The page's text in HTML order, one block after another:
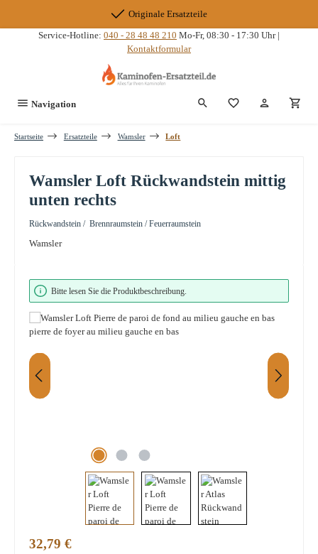
Originale Ersatzteile
Service-Hotline: 040 - 28 48 48 210 Mo-Fr, 08:30 - 17:30 Uhr |
Kontaktformular
Navigation Du hast 0
Startseite Ersatzteile Wamsler Loft
Wamsler Loft Rückwandstein mittig
unten rechts
Rückwandstein / Brennraumstein / Feuerraumstein
Wamsler
Bildergalerie überspringen
Bitte lesen Sie die Produktbeschreibung.
Regulärer Preis:
32,79 €